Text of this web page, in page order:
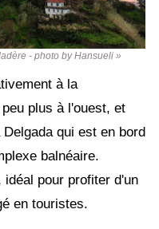
- photo by Hansueli »
à la
plus à l'ouest, et
qui est en bord
balnéaire.
pour profiter d'un
en touristes.